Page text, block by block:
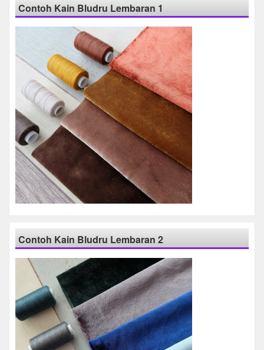
Contoh Kain Bludru Lembaran 1
Contoh Kain Bludru Lembaran 2